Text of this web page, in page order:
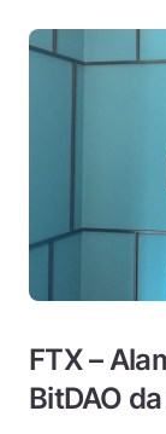
FTX –
BitDAO